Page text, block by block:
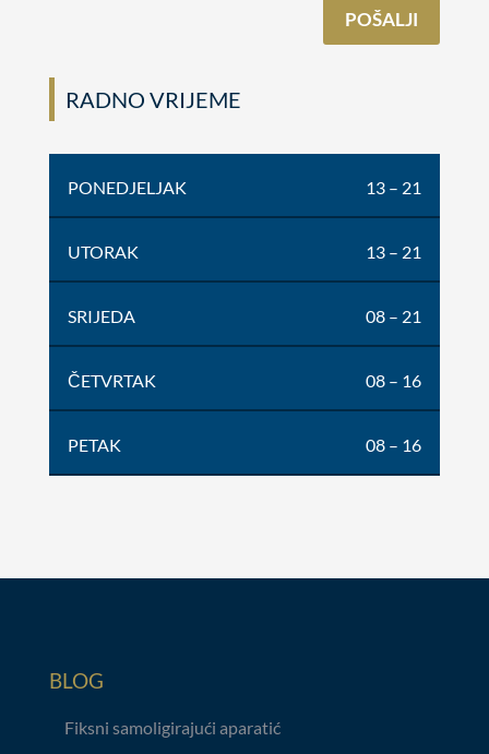
RADNO VRIJEME
PONEDJELJAK 13 – 21
UTORAK 13 – 21
SRIJEDA 08 – 21
ČETVRTAK 08 – 16
PETAK 08 – 16
BLOG
Fiksni samoligirajući aparatić